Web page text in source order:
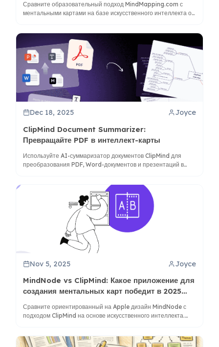
Сравните образовательный подход MindMapping.com с
ментальными картами на базе искусственного интеллекта от
Dec 18, 2025 Joyce
ClipMind Document Summarizer:
Превращайте PDF в интеллект-карты
Используйте AI-суммаризатор документов ClipMind для
преобразования PDF, Word-документов и презентаций в
Nov 5, 2025 Joyce
MindNode vs ClipMind: Какое приложение для
создания ментальных карт победит в 2025
Сравните ориентированный на Apple дизайн MindNode с
подходом ClipMind на основе искусственного интеллекта.
организации знаний.